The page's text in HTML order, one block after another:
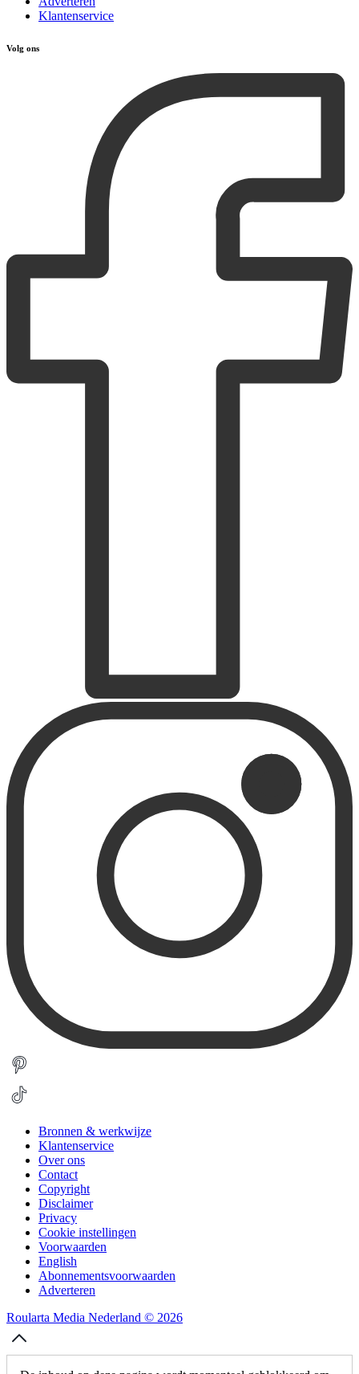
Klantenservice
Volg ons
Bronnen & werkwijze
Klantenservice
Over ons
Contact
Copyright
Disclaimer
Privacy
Cookie instellingen
Voorwaarden
English
Abonnementsvoorwaarden
Adverteren
Roularta Media Nederland © 2026